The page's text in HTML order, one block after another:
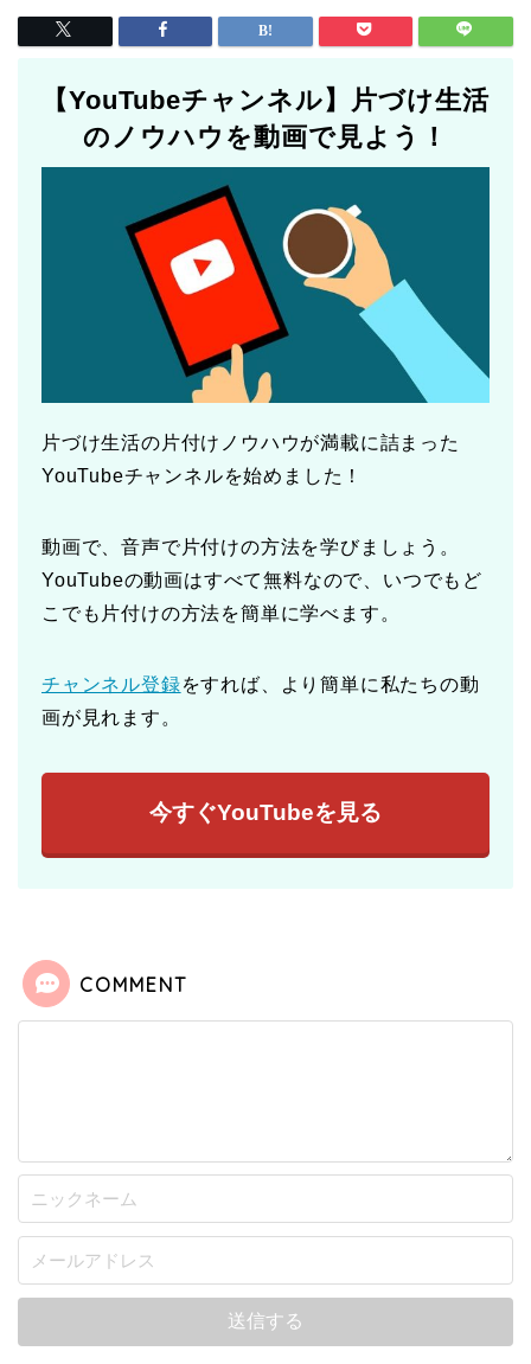
【YouTubeチャンネル】片づけ生活
のノウハウを動画で見よう！
片づけ生活の片付けノウハウが満載に詰まった
YouTubeチャンネルを始めました！
動画で、音声で片付けの方法を学びましょう。
YouTubeの動画はすべて無料なので、いつでもど
こでも片付けの方法を簡単に学べます。
チャンネル登録をすれば、より簡単に私たちの動
画が見れます。
今すぐYouTubeを見る
COMMENT